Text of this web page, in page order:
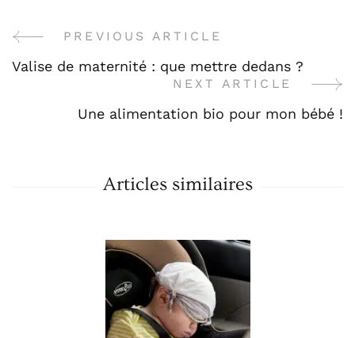
PostPREVIOUS ARTICLE
Valise de maternité : que mettre dedans ?
NEXT ARTICLE
Une alimentation bio pour mon bébé !
Articles similaires